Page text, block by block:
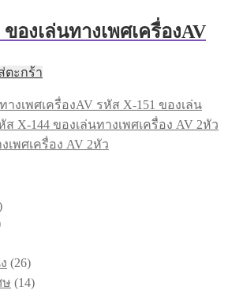
องเล่นทางเพศเครื่องAV
ตะกร้า
รหัส X-151 ของเล่น
เพศเครื่อง AV 2หัว
นค้า
ค้า2626
สินค้า
ษ 1414